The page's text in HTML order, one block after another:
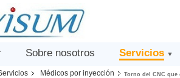
Sobre nosotros Servicios ▼
Médicos por inyección Torno del CNC que